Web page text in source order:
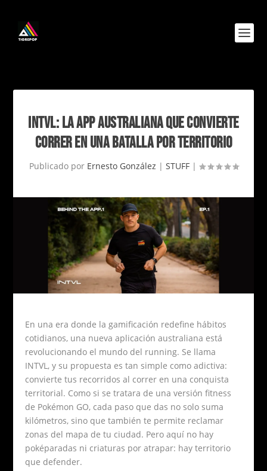
INTVL: LA APP AUSTRALIANA QUE CONVIERTE
CORRER EN UNA BATALLA POR TERRITORIO
Publicado por Ernesto González | STUFF|
En una era donde la gamificación redefine hábitos
cotidianos, una nueva aplicación australiana está
revolucionando el mundo del running. Se llama
INTVL, y su propuesta es tan simple como adictiva:
convierte tus recorridos al correr en una conquista
territorial. Como si se tratara de una versión fitness
de Pokémon GO, cada paso que das no solo suma
kilómetros, sino que también te permite reclamar
zonas del mapa de tu ciudad. Pero aquí no hay
poképaradas ni criaturas por atrapar: hay territorio
que defender.